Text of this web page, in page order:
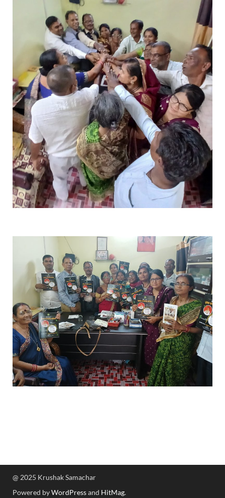
@ 2025 Krushak Samachar
Powered byWordPressand HitMag.